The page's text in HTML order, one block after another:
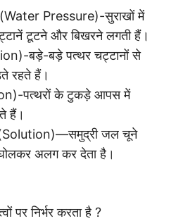
(Water Pressure)-सुराखों में
टूटने और बिखरने लगती हैं।
बड़े-बड़े पत्थर चट्टानों से
रहते हैं।
पत्थरों के टुकड़े आपस में
हैं।
(Solution)—समुद्री जल चूने
घोलकर अलग कर देता है।
पर निर्भर करता है ?